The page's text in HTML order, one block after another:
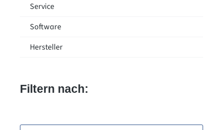
Service
Software
Hersteller
Filtern nach: